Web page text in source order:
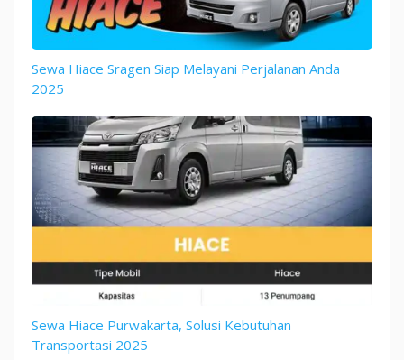
Sewa Hiace Sragen Siap Melayani Perjalanan Anda
2025
Sewa Hiace Purwakarta, Solusi Kebutuhan
Transportasi 2025